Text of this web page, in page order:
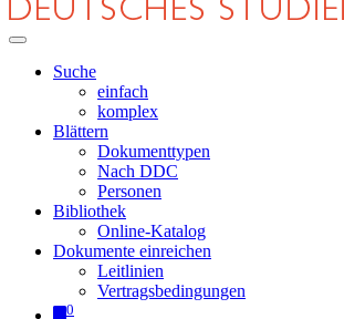
Suche
einfach
komplex
Blättern
Dokumenttypen
Nach DDC
Personen
Bibliothek
Online-Katalog
Dokumente einreichen
Leitlinien
Vertragsbedingungen
0